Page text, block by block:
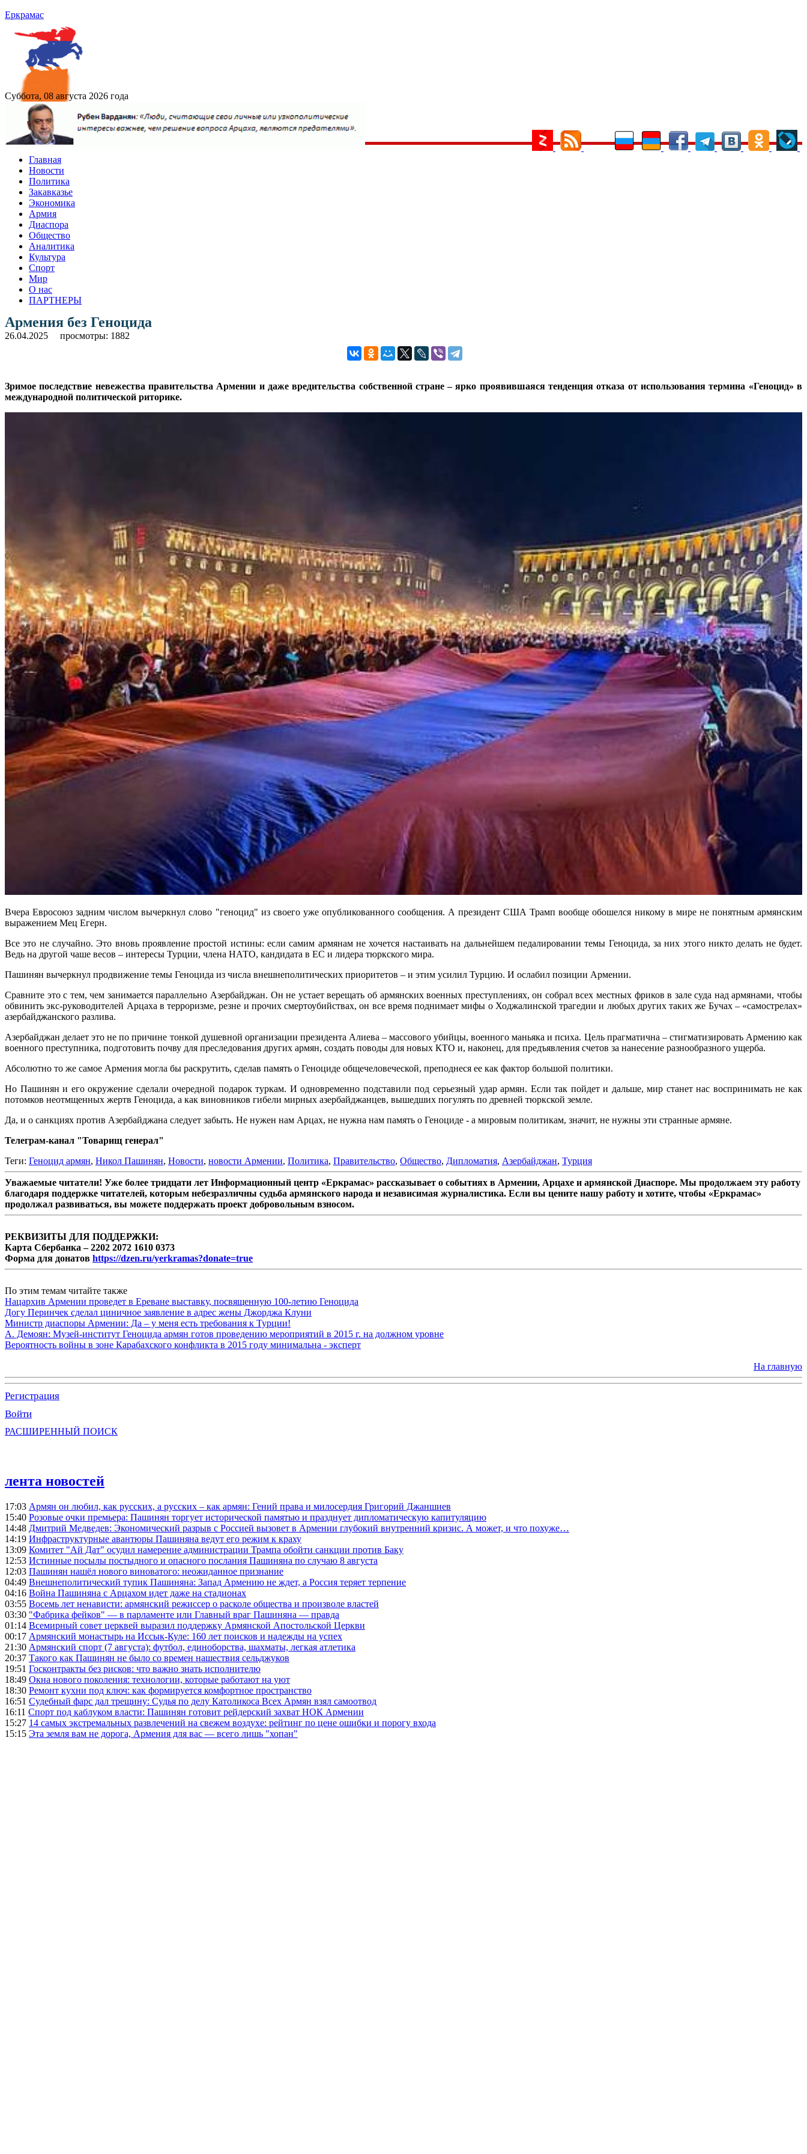
Еркрамас
Суббота, 08 августа 2026 года
Главная
Новости
Политика
Закавказье
Экономика
Армия
Диаспора
Общество
Аналитика
Культура
Спорт
Мир
О нас
ПАРТНЕРЫ
Армения без Геноцида
26.04.2025 просмотры: 1882
Зримое последствие невежества правительства Армении и даже вредительства собственной стране – ярко проявившаяся тенденция отказа от использования термина «Геноцид» в
международной политической риторике.
Вчера Евросоюз задним числом вычеркнул слово "геноцид" из своего уже опубликованного сообщения. А президент США Трамп вообще обошелся никому в мире не понятным армянским
выражением Мец Егерн.
Все это не случайно. Это вновь проявление простой истины: если самим армянам не хочется настаивать на дальнейшем педалировании темы Геноцида, за них этого никто делать не будет.
Ведь на другой чаше весов – интересы Турции, члена НАТО, кандидата в ЕС и лидера тюркского мира.
Пашинян вычеркнул продвижение темы Геноцида из числа внешнеполитических приоритетов – и этим усилил Турцию. И ослабил позиции Армении.
Сравните это с тем, чем занимается параллельно Азербайджан. Он не устает верещать об армянских военных преступлениях, он собрал всех местных фриков в зале суда над армянами, чтобы
обвинить экс-руководителей Арцаха в терроризме, резне и прочих смертоубийствах, он все время поднимает мифы о Ходжалинской трагедии и любых других таких же Бучах – «самострелах»
азербайджанского разлива.
Азербайджан делает это не по причине тонкой душевной организации президента Алиева – массового убийцы, военного маньяка и психа. Цель прагматична – стигматизировать Армению как
военного преступника, подготовить почву для преследования других армян, создать поводы для новых КТО и, наконец, для предъявления счетов за нанесение разнообразного ущерба.
Абсолютно то же самое Армения могла бы раскрутить, сделав память о Геноциде общечеловеческой, преподнеся ее как фактор большой политики.
Но Пашинян и его окружение сделали очередной подарок туркам. И одновременно подставили под серьезный удар армян. Если так пойдет и дальше, мир станет нас воспринимать не как
потомков неотмщенных жертв Геноцида, а как виновников гибели мирных азербайджанцев, вышедших погулять по древней тюркской земле.
Да, и о санкциях против Азербайджана следует забыть. Не нужен нам Арцах, не нужна нам память о Геноциде - а мировым политикам, значит, не нужны эти странные армяне.
Телеграм-канал "Товарищ генерал"
Теги: Геноцид армян, Никол Пашинян, Новости, новости Армении, Политика, Правительство, Общество, Дипломатия, Азербайджан, Турция
Уважаемые читатели! Уже более тридцати лет Информационный центр «Еркрамас» рассказывает о событиях в Армении, Арцахе и армянской Диаспоре. Мы продолжаем эту работу
благодаря поддержке читателей, которым небезразличны судьба армянского народа и независимая журналистика. Если вы цените нашу работу и хотите, чтобы «Еркрамас»
продолжал развиваться, вы можете поддержать проект добровольным взносом.
РЕКВИЗИТЫ ДЛЯ ПОДДЕРЖКИ:
Карта Сбербанка – 2202 2072 1610 0373
Форма для донатов https://dzen.ru/yerkramas?donate=true
По этим темам читайте также
Нацархив Армении проведет в Ереване выставку, посвященную 100-летию Геноцида
Догу Перинчек сделал циничное заявление в адрес жены Джорджа Клуни
Министр диаспоры Армении: Да – у меня есть требования к Турции!
А. Демоян: Музей-институт Геноцида армян готов проведению мероприятий в 2015 г. на должном уровне
Вероятность войны в зоне Карабахского конфликта в 2015 году минимальна - эксперт
На главную
Регистрация
Войти
РАСШИРЕННЫЙ ПОИСК
лента новостей
17:03 Армян он любил, как русских, а русских – как армян: Гений права и милосердия Григорий Джаншиев
15:40 Розовые очки премьера: Пашинян торгует исторической памятью и празднует дипломатическую капитуляцию
14:48 Дмитрий Медведев: Экономический разрыв с Россией вызовет в Армении глубокий внутренний кризис. А может, и что похуже…
14:19 Инфраструктурные авантюры Пашиняна ведут его режим к краху
13:09 Комитет "Ай Дат" осудил намерение администрации Трампа обойти санкции против Баку
12:53 Истинные посылы постыдного и опасного послания Пашиняна по случаю 8 августа
12:03 Пашинян нашёл нового виноватого: неожиданное признание
04:49 Внешнеполитический тупик Пашиняна: Запад Армению не ждет, а Россия теряет терпение
04:16 Война Пашиняна с Арцахом идет даже на стадионах
03:55 Восемь лет ненависти: армянский режиссер о расколе общества и произволе властей
03:30 "Фабрика фейков" — в парламенте или Главный враг Пашиняна — правда
01:14 Всемирный совет церквей выразил поддержку Армянской Апостольской Церкви
00:17 Армянский монастырь на Иссык-Куле: 160 лет поисков и надежды на успех
21:30 Армянский спорт (7 августа): футбол, единоборства, шахматы, легкая атлетика
20:37 Такого как Пашинян не было со времен нашествия сельджуков
19:51 Госконтракты без рисков: что важно знать исполнителю
18:49 Окна нового поколения: технологии, которые работают на уют
18:30 Ремонт кухни под ключ: как формируется комфортное пространство
16:51 Судебный фарс дал трещину: Судья по делу Католикоса Всех Армян взял самоотвод
16:11 Спорт под каблуком власти: Пашинян готовит рейдерский захват НОК Армении
15:27 14 самых экстремальных развлечений на свежем воздухе: рейтинг по цене ошибки и порогу входа
15:15 Эта земля вам не дорога, Армения для вас — всего лишь "хопан"